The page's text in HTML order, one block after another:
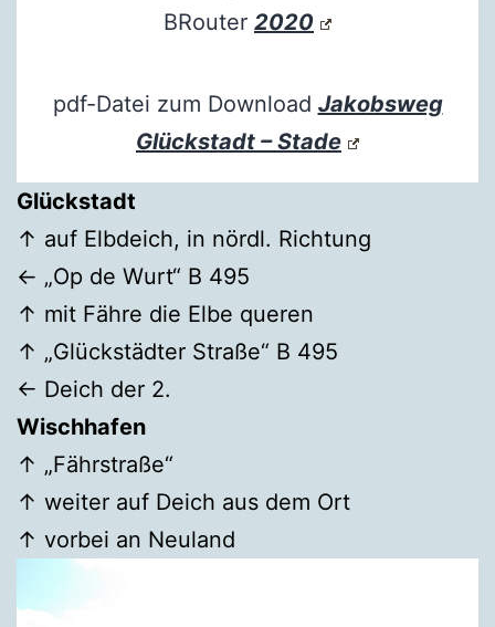
BRouter 2020
pdf-Datei zum Download Jakobsweg
Glückstadt – Stade
Glückstadt
↑ auf Elbdeich, in nördl. Richtung
← „Op de Wurt“ B 495
↑ mit Fähre die Elbe queren
↑ „Glückstädter Straße“ B 495
← Deich der 2.
Wischhafen
↑ „Fährstraße“
↑ weiter auf Deich aus dem Ort
↑ vorbei an Neuland